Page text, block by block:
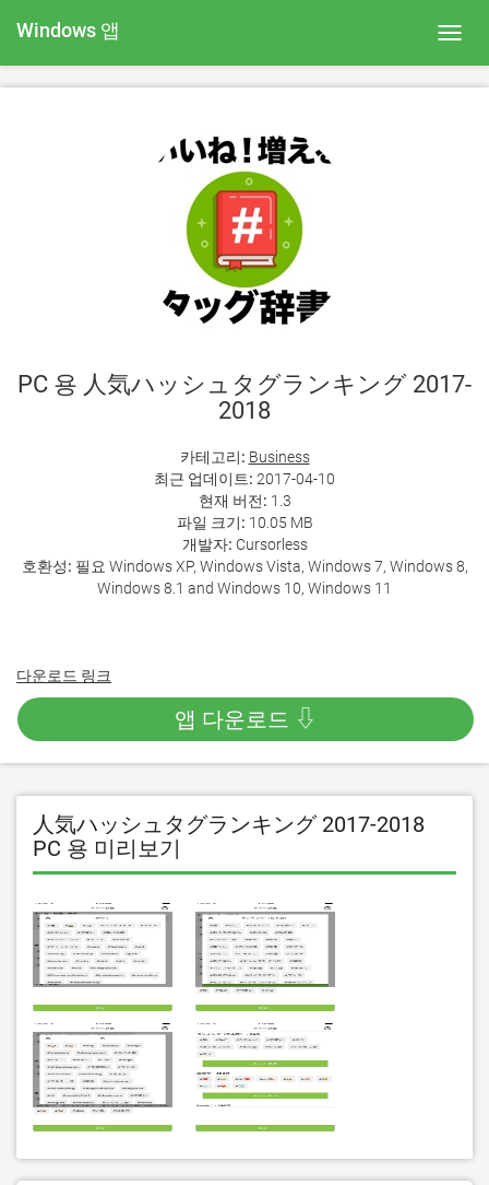
Windows 앱
PC 용 人気ハッシュタグランキング 2017-
2018
카테고리: Business
최근 업데이트: 2017-04-10
현재 버전: 1.3
파일 크기: 10.05 MB
개발자: Cursorless
호환성: 필요 Windows XP, Windows Vista, Windows 7, Windows 8,
Windows 8.1 and Windows 10, Windows 11
다운로드 링크
앱 다운로드 ⇩
人気ハッシュタグランキング 2017-2018
PC 용 미리보기